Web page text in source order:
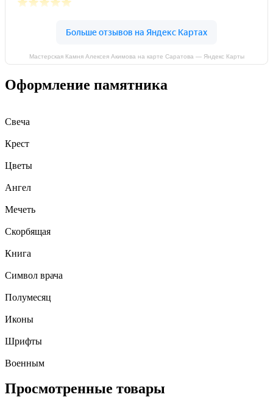
Мастерская Камня Алексея Акимова на карте Саратова — Яндекс Карты
Оформление памятника
Свеча
Крест
Цветы
Ангел
Мечеть
Скорбящая
Книга
Символ врача
Полумесяц
Иконы
Шрифты
Военным
Просмотренные товары